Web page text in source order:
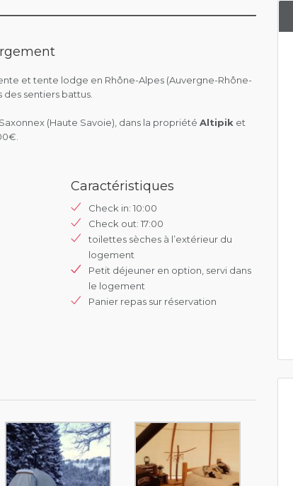
et tente lodge en Rhône-Alpes (Auvergne-Rhône-
sentiers battus.
(Haute Savoie), dans la propriété Altipik et
Caractéristiques
Check in: 10:00
Check out: 17:00
toilettes sèches à l’extérieur du
logement
Petit déjeuner en option, servi dans
le logement
Panier repas sur réservation